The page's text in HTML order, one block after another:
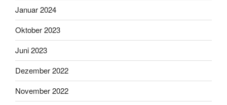
Januar 2024
Oktober 2023
Juni 2023
Dezember 2022
November 2022